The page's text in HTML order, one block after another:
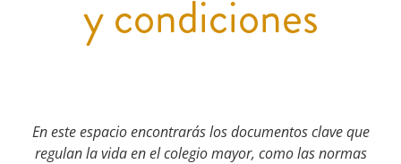
y condiciones
En este espacio encontrarás los documentos clave que
regulan la vida en el colegio mayor, como las normas